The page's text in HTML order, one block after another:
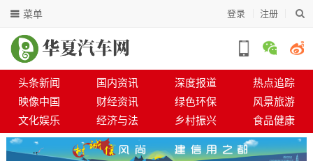
登录 注册
菜单
头条新闻 国内资讯 深度报道
热点追踪
映像中国
财经资讯 绿色环保
风景旅游
文化娱乐
经济与法 乡村振兴 食品健康